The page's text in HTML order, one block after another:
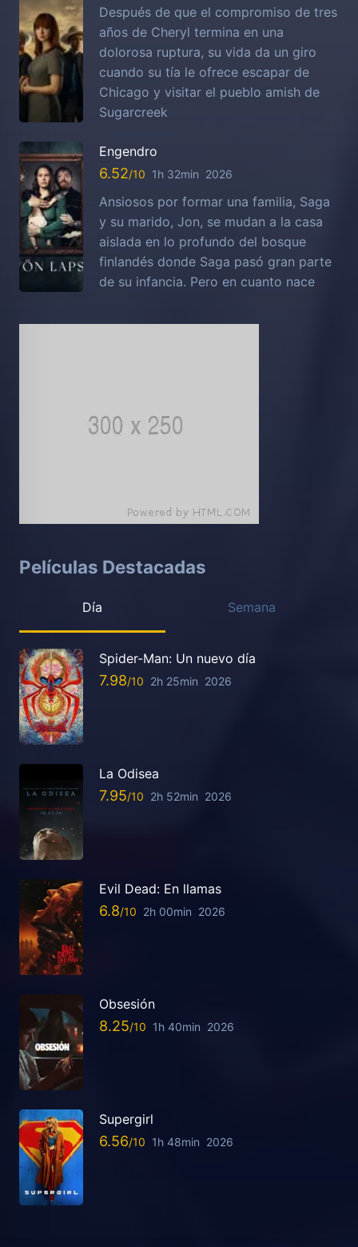
Después de que el compromiso de tres
años de Cheryl termina en una
dolorosa ruptura, su vida da un giro
cuando su tía le ofrece escapar de
Chicago y visitar el pueblo amish de
Sugarcreek
Engendro
6.52 1h 32min 2026
Ansiosos por formar una familia, Saga
y su marido, Jon, se mudan a la casa
aislada en lo profundo del bosque
finlandés donde Saga pasó gran parte
de su infancia. Pero en cuanto nace
Películas Destacadas
Día Semana
Spider-Man: Un nuevo día
7.98 2h 25min 2026
La Odisea
7.95 2h 52min 2026
Evil Dead: En llamas
6.8 2h 00min 2026
Obsesión
8.25 1h 40min 2026
Supergirl
6.56 1h 48min 2026